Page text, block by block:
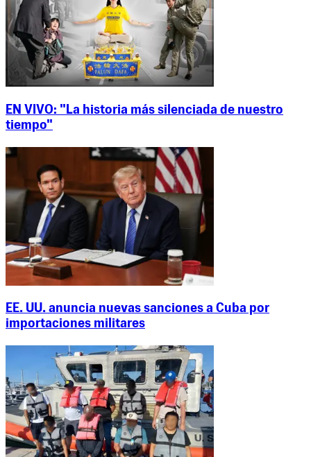
EN VIVO: "La historia más silenciada de nuestro
tiempo"
EE. UU. anuncia nuevas sanciones a Cuba por
importaciones militares